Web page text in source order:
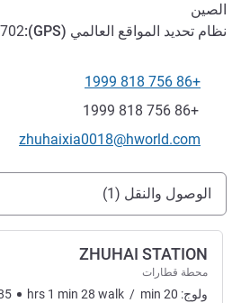
الصين
نظام تحديد المواقع العالمي (GPS
):
الهاتف
+86 756 818 1999
فاكس
+86 756 818 1999
تواصل معنا عبر البريد الإلكتروني
zhuhaixia0018@hworld.com
الوصول والتنقل
الوصول والنقل (1)
ZHUHAI STATION
محطة قطارات
ولوج: hrs 1 min 28 walk / min 20